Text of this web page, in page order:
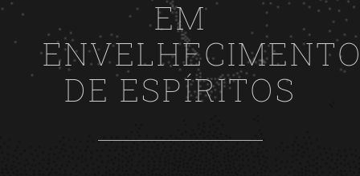
EM
DE ESPÍRITOS